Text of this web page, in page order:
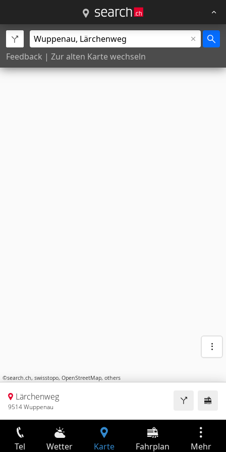
Feedback | Zur alten Karte wechseln
©search.ch, swisstopo, OpenStreetMap, others
Lärchenweg
9514 Wuppenau
Tel Wetter Karte Fahrplan Mehr